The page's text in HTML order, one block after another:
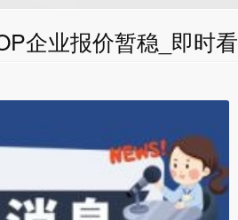
企业报价暂稳_即时看